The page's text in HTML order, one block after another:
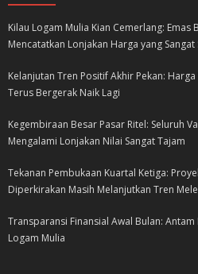
Kilau Logam Mulia Kian Cemerlang: Emas
Mencatatkan Lonjakan Harga yang Sangat
Kelanjutan Tren Positif Akhir Pekan:
Terus Bergerak Naik Lagi
Kegembiraan Besar Pasar Ritel: Seluruh
Mengalami Lonjakan Nilai Sangat Tajam
Tekanan Pembukaan Kuartal Ketiga:
Diperkirakan Masih Melanjutkan Tren
Transparansi Finansial Awal Bulan:
Logam Mulia